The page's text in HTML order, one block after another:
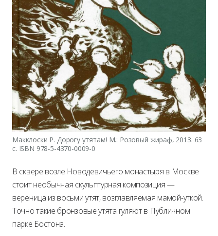
Макклоски Р. Дорогу утятам! М.: Розовый жираф, 2013. 63
с. ISBN 978-5-4370-0009-0
В сквере возле Новодевичьего монастыря в Москве
стоит необычная скульптурная композиция —
вереница из восьми утят, возглавляемая мамой-уткой.
Точно такие бронзовые утята гуляют в Публичном
парке Бостона.